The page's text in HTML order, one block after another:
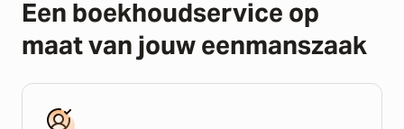
Een boekhoudservice op
maat van jouw eenmanszaak